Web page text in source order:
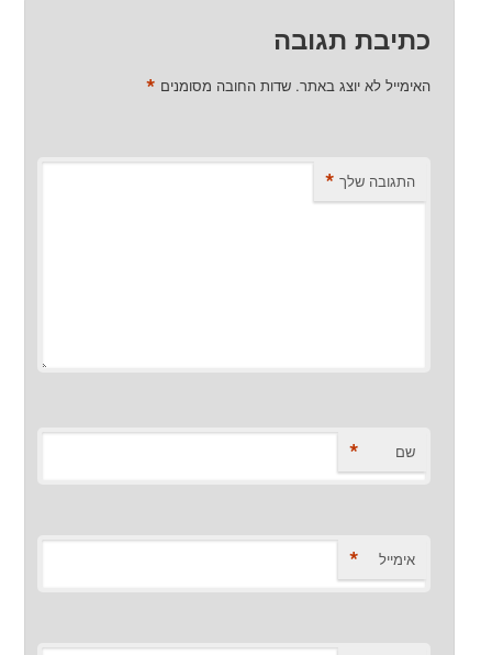
כתיבת תגובה
האימייל לא יוצג באתר. שדות החובה מסומנים *
התגובה שלך *
שם *
אימייל *